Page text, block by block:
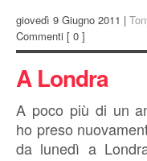
giovedì 9 Giugno 2011 |
Commenti [ 0 ]
A Londra
A poco più di un
ho preso
da lunedì a